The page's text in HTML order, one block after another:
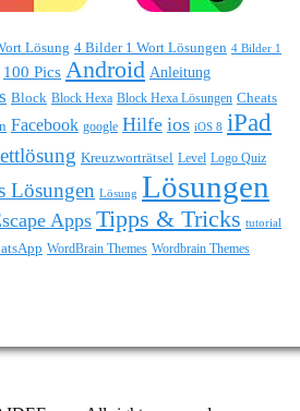
Lösung 4 Bilder 1 Wort Lösungen 4 Bilder 1
100 Pics Android Anleitung
Block Block Hexa Block Hexa Lösungen Cheats
Facebook google Hilfe ios iOS 8 iPad
Kreuzworträtsel Level Logo Quiz
Lösungen Lösung Lösungen
Apps Tipps & Tricks tutorial
WordBrain Themes Wordbrain Themes